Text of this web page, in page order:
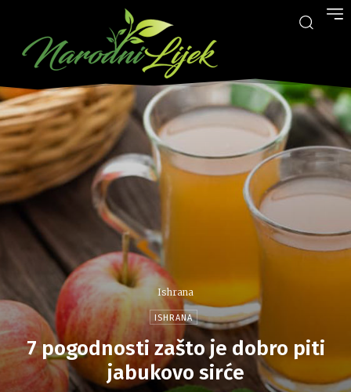
Ishrana
ISHRANA
7 pogodnosti zašto je dobro piti
jabukovo sirće